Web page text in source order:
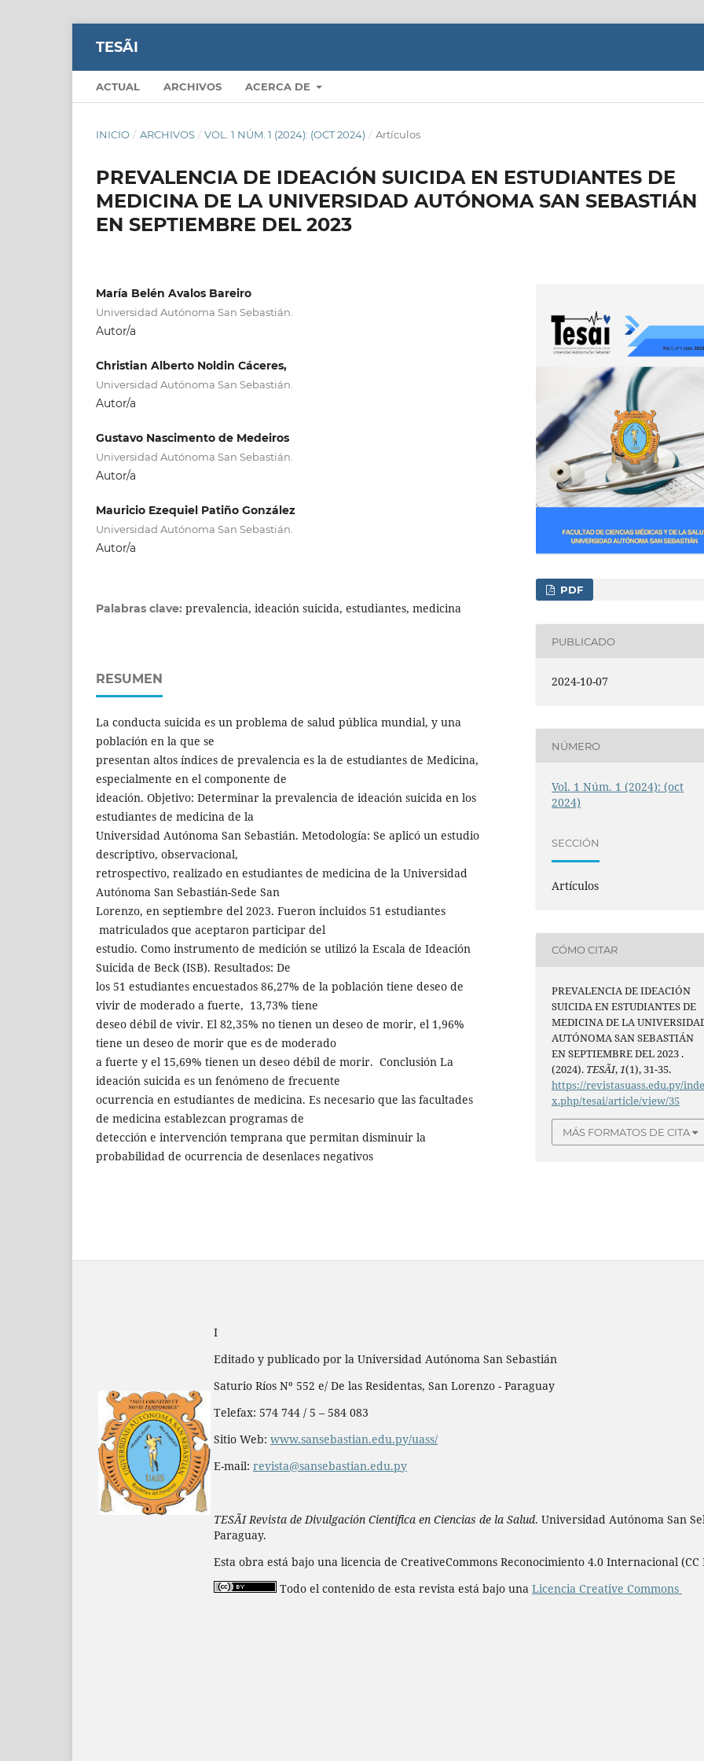
TESÃI
ACTUAL ARCHIVOS ACERCA DE
INICIO / ARCHIVOS / VOL. 1 NÚM. 1 (2024): (OCT 2024) / Artículos
PREVALENCIA DE IDEACIÓN SUICIDA EN ESTUDIANTES DE
MEDICINA DE LA UNIVERSIDAD AUTÓNOMA SAN SEBASTIÁN
EN SEPTIEMBRE DEL 2023
María Belén Avalos Bareiro
Universidad Autónoma San Sebastián.
Autor/a
Christian Alberto Noldin Cáceres,
Universidad Autónoma San Sebastián.
Autor/a
Gustavo Nascimento de Medeiros
Universidad Autónoma San Sebastián.
Autor/a
Mauricio Ezequiel Patiño González
Universidad Autónoma San Sebastián.
Autor/a
Palabras clave: prevalencia, ideación suicida, estudiantes, medicina
RESUMEN
La conducta suicida es un problema de salud pública mundial, y una
población en la que se
presentan altos índices de prevalencia es la de estudiantes de Medicina,
especialmente en el componente de
ideación. Objetivo: Determinar la prevalencia de ideación suicida en los
estudiantes de medicina de la
Universidad Autónoma San Sebastián. Metodología: Se aplicó un estudio
descriptivo, observacional,
retrospectivo, realizado en estudiantes de medicina de la Universidad
Autónoma San Sebastián-Sede San
Lorenzo, en septiembre del 2023. Fueron incluidos 51 estudiantes
matriculados que aceptaron participar del
estudio. Como instrumento de medición se utilizó la Escala de Ideación
Suicida de Beck (ISB). Resultados: De
los 51 estudiantes encuestados 86,27% de la población tiene deseo de
vivir de moderado a fuerte, 13,73% tiene
deseo débil de vivir. El 82,35% no tienen un deseo de morir, el 1,96%
tiene un deseo de morir que es de moderado
a fuerte y el 15,69% tienen un deseo débil de morir. Conclusión La
ideación suicida es un fenómeno de frecuente
ocurrencia en estudiantes de medicina. Es necesario que las facultades
de medicina establezcan programas de
detección e intervención temprana que permitan disminuir la
probabilidad de ocurrencia de desenlaces negativos
PDF
PUBLICADO
2024-10-07
NÚMERO
Vol. 1 Núm. 1 (2024): (oct
2024)
SECCIÓN
Artículos
CÓMO CITAR
PREVALENCIA DE IDEACIÓN
SUICIDA EN ESTUDIANTES DE
MEDICINA DE LA
AUTÓNOMA SAN SEBASTIÁN
EN SEPTIEMBRE DEL 2023 .
(2024). TESÃI, 1(1), 31-35.
https://revistasuass.edu.py/
x.php/tesai/article/view/35
MÁS FORMATOS DE CITA
I
Editado y publicado por la Universidad Autónoma San Sebastián
Saturio Ríos Nº 552 e/ De las Residentas, San Lorenzo - Paraguay
Telefax: 574 744 / 5 – 584 083
Sitio Web: www.sansebastian.edu.py/uass/
E-mail: revista@sansebastian.edu.py
TESÃI Revista de Divulgación Científica en Ciencias de la Salud. Universidad Autónoma San
Paraguay.
Esta obra está bajo una licencia de CreativeCommons Reconocimiento 4.0 Internacional (CC
Todo el contenido de esta revista está bajo una Licencia Creative Commons